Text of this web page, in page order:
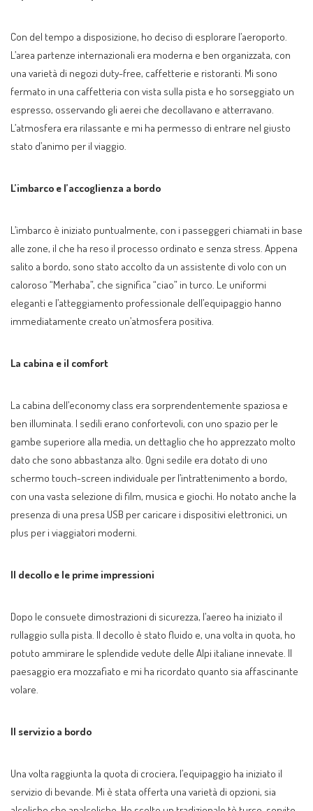
Con del tempo a disposizione, ho deciso di esplorare l’aeroporto.
L’area partenze internazionali era moderna e ben organizzata, con
una varietà di negozi duty-free, caffetterie e ristoranti. Mi sono
fermato in una caffetteria con vista sulla pista e ho sorseggiato un
espresso, osservando gli aerei che decollavano e atterravano.
L’atmosfera era rilassante e mi ha permesso di entrare nel giusto
stato d’animo per il viaggio.
L’imbarco e l’accoglienza a bordo
L’imbarco è iniziato puntualmente, con i passeggeri chiamati in base
alle zone, il che ha reso il processo ordinato e senza stress. Appena
salito a bordo, sono stato accolto da un assistente di volo con un
caloroso “Merhaba”, che significa “ciao” in turco. Le uniformi
eleganti e l’atteggiamento professionale dell’equipaggio hanno
immediatamente creato un’atmosfera positiva.
La cabina e il comfort
La cabina dell’economy class era sorprendentemente spaziosa e
ben illuminata. I sedili erano confortevoli, con uno spazio per le
gambe superiore alla media, un dettaglio che ho apprezzato molto
dato che sono abbastanza alto. Ogni sedile era dotato di uno
schermo touch-screen individuale per l’intrattenimento a bordo,
con una vasta selezione di film, musica e giochi. Ho notato anche la
presenza di una presa USB per caricare i dispositivi elettronici, un
plus per i viaggiatori moderni.
Il decollo e le prime impressioni
Dopo le consuete dimostrazioni di sicurezza, l’aereo ha iniziato il
rullaggio sulla pista. Il decollo è stato fluido e, una volta in quota, ho
potuto ammirare le splendide vedute delle Alpi italiane innevate. Il
paesaggio era mozzafiato e mi ha ricordato quanto sia affascinante
volare.
Il servizio a bordo
Una volta raggiunta la quota di crociera, l’equipaggio ha iniziato il
servizio di bevande. Mi è stata offerta una varietà di opzioni, sia